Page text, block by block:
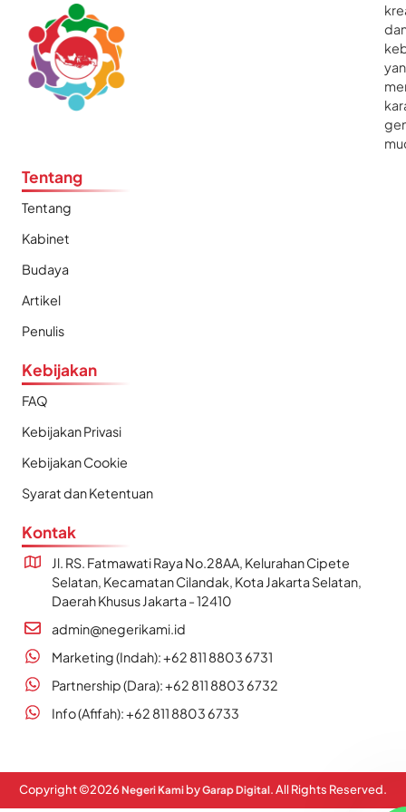
Tentang
Tentang
Kabinet
Budaya
Artikel
Penulis
Kebijakan
FAQ
Kebijakan Privasi
Kebijakan Cookie
Syarat dan Ketentuan
Kontak
Jl. RS. Fatmawati Raya No.28AA, Kelurahan Cipete
Selatan, Kecamatan Cilandak, Kota Jakarta Selatan,
Daerah Khusus Jakarta - 12410
admin@negerikami.id
Marketing (Indah): +62 811 8803 6731
Partnership (Dara): +62 811 8803 6732
Info (Afifah): +62 811 8803 6733
Copyright ©2026 Negeri Kami byGarap Digital. All Rights Reserved.